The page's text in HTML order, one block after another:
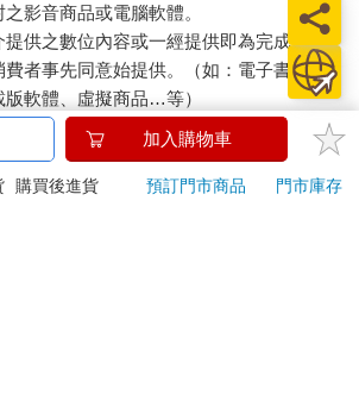
影音商品或電腦軟體。
提供之數位內容或一經提供即為完成之線
費者事先同意始提供。（如：電子書、電
軟體、虛擬商品…等）
衛生用品。（如：內衣褲、刮鬍刀、除毛
，均享有到貨7天的猶豫期（含例假
加入購物車
購買後進貨 預訂門市商品
門市庫存